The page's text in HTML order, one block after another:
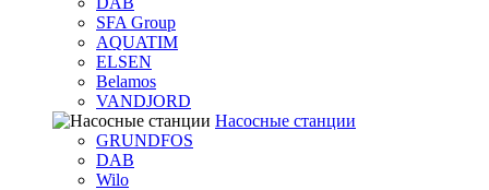
SFA Group
AQUATIM
ELSEN
Belamos
VANDJORD
Насосные станции
GRUNDFOS
DAB
Wilo